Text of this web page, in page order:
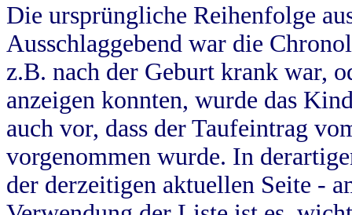
Die ursprüngliche Reihenfolge
Ausschlaggebend war die
z.B. nach der Geburt krank war,
anzeigen konnten, wurde das
auch vor, dass der Taufeintrag
vorgenommen wurde. In
der derzeitigen aktuellen Seite -